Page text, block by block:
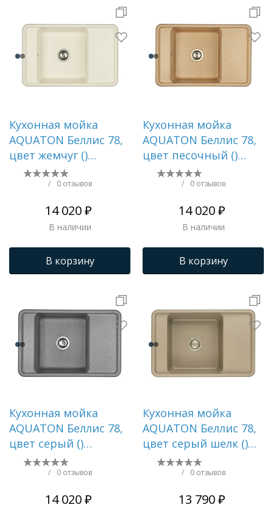
Кухонная мойка
AQUATON Беллис 78,
цвет жемчуг ()
1A725032BS240
/ 0 отзывов
14 020 ₽
В наличии
В корзину
Кухонная мойка
AQUATON Беллис 78,
цвет песочный ()
1A725032BS220
/ 0 отзывов
14 020 ₽
В наличии
В корзину
Кухонная мойка
AQUATON Беллис 78,
цвет серый ()
1A725032BS230
/ 0 отзывов
14 020 ₽
Кухонная мойка
AQUATON Беллис 78,
цвет серый шелк ()
1A725032BS250
/ 0 отзывов
13 790 ₽